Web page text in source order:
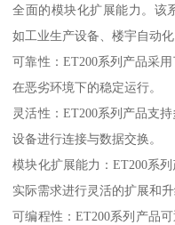
全面的模块化扩展能力。该
如工业生产设备、楼宇自动
可靠性：ET200系列产品采
在恶劣环境下的稳定运行。
灵活性：ET200系列产品支
设备进行连接与数据交换。
模块化扩展能力：ET200系
实际需求进行灵活的扩展和升
可编程性：ET200系列产品